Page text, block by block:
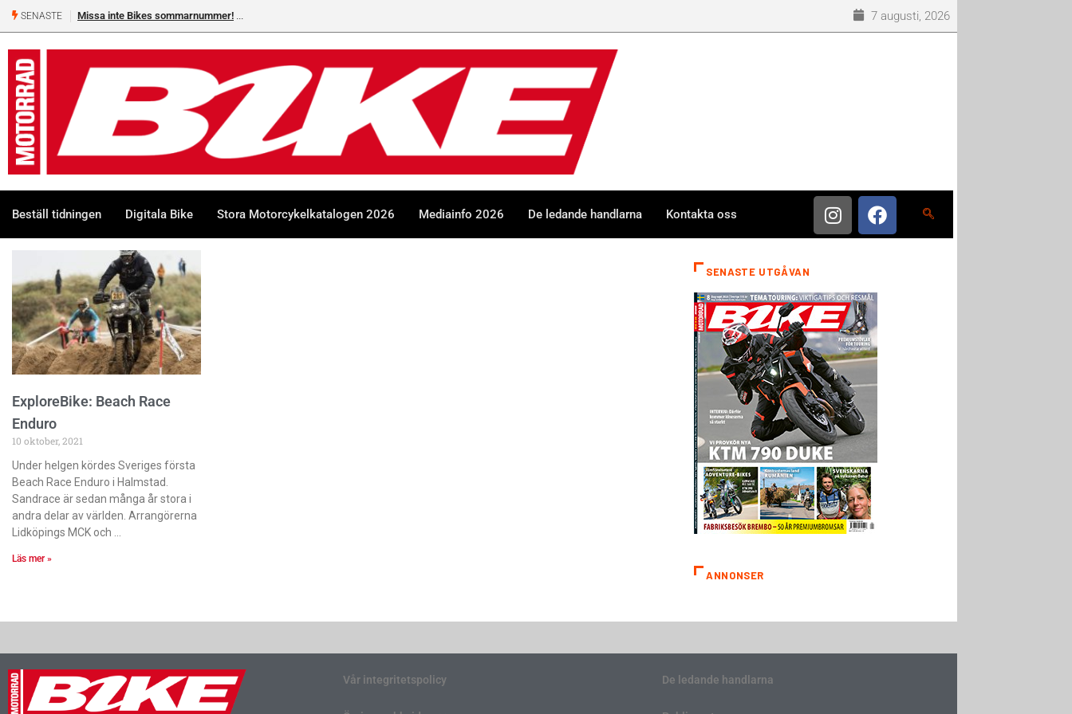
SENASTE Missa inte Bikes sommarnummer! 7 augusti, 2026
Beställ tidningen Digitala Bike Stora Motorcykelkatalogen 2026 Mediainfo 2026 De ledande handlarna Kontakta oss
ExploreBike: Beach Race
Enduro
10 oktober, 2021
Under helgen kördes Sveriges första
Beach Race Enduro i Halmstad.
Sandrace är sedan många år stora i
andra delar av världen. Arrangörerna
Lidköpings MCK och
Läs mer »
SENASTE UTGÅVAN
ANNONSER
Vår integritetspolicy De ledande handlarna